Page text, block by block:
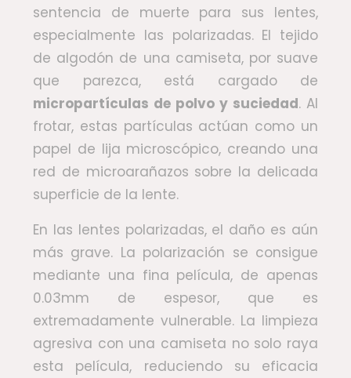
sentencia de muerte para sus lentes,
especialmente las polarizadas. El tejido
de algodón de una camiseta, por suave
que parezca, está cargado de
micropartículas de polvo y suciedad. Al
frotar, estas partículas actúan como un
papel de lija microscópico, creando una
red de microarañazos sobre la delicada
superficie de la lente.
En las lentes polarizadas, el daño es aún
más grave. La polarización se consigue
mediante una fina película, de apenas
0.03mm de espesor, que es
extremadamente vulnerable. La limpieza
agresiva con una camiseta no solo raya
esta película, reduciendo su eficacia